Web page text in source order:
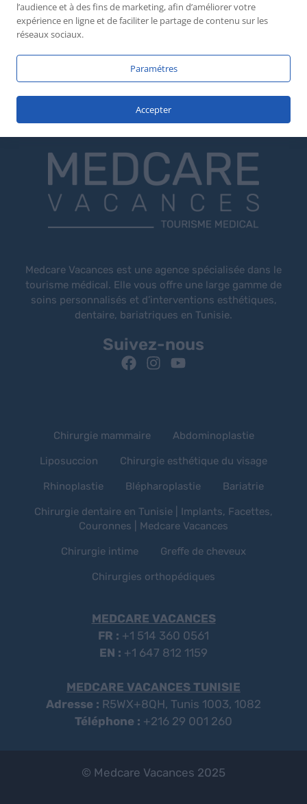
En cliquant sur Soumettre, vous acceptez de
partager avec nous vos renseignements
personnels,Nous utilisons les renseignements
Statistiques/ Contact
Medcare Vacances est une agence spécialisée dans le
tourisme médical. Elle vous offre une large gamme de
soins personnalisés et d’interventions esthétiques,
dentaire, bariatriques en Tunisie.
Suivez-nous
Chirurgie mammaire Abdominoplastie
Liposuccion Chirurgie esthétique du visage
Rhinoplastie Blépharoplastie Bariatrie
Chirurgie dentaire en Tunisie | Implants, Facettes,
Couronnes | Medcare Vacances
Chirurgie intime Greffe de cheveux
Chirurgies orthopédiques
MEDCARE VACANCES
FR : +1 514 360 0561
EN : +1 647 812 1159
MEDCARE VACANCES TUNISIE
Adresse : R5WX+8QH, Tunis 1003, 1082
Téléphone : +216 29 001 260
© Medcare Vacances 2025
l’audience et à des fins de marketing, afin d’améliorer votre
expérience en ligne et de faciliter le partage de contenu sur les
réseaux sociaux.
Paramétres
Accepter